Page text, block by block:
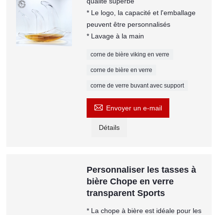
* Le logo, la capacité et l'emballage
peuvent être personnalisés
* Lavage à la main
corne de bière viking en verre
corne de bière en verre
corne de verre buvant avec support
 Envoyer un e-mail
Détails
Personnaliser les tasses à
bière Chope en verre
transparent Sports
* La chope à bière est idéale pour les